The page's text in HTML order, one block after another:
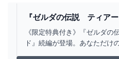
『ゼルダの伝説 ティア
ム』好評販売中 ゲーム
《限定特典付き》『ゼルダ
ド』続編が登場。あなただけ